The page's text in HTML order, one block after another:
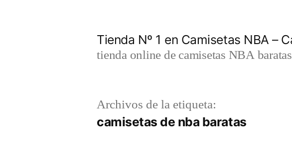
Tienda Nº 1 en Camisetas NBA –
tienda online de camisetas NBA
Archivos de la etiqueta:
camisetas de nba baratas